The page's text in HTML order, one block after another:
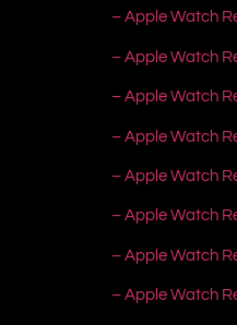
– Apple Watch
– Apple Watch
– Apple Watch
– Apple Watch
– Apple Watch
– Apple Watch
– Apple Watch
– Apple Watch